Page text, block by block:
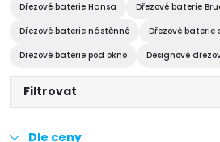
Dřezové baterie Hansa
Dřezové baterie
Dřezové baterie nástěnné
Dřezové baterie
Dřezové baterie pod okno
Designové
Filtrovat
Dle ceny